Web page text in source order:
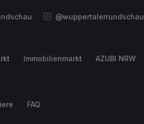
@wuppertalerrundschau
Immobilienmarkt AZUBI NRW
FAQ